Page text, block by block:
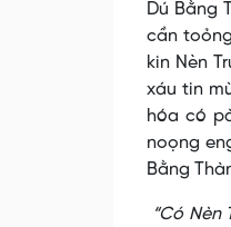
Dú Bằng
cần
kin Nèn
xáu tin
hóa có
noọng
Bằng
“Có